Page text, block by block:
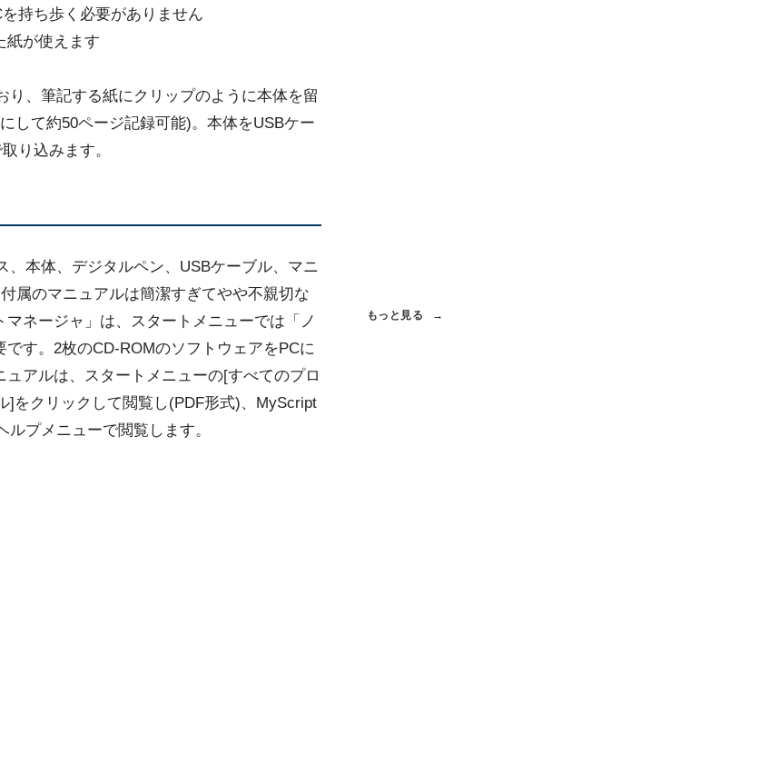
持ち歩く必要がありません
紙が使えます
、筆記する紙にクリップのように本体を留
して約50ページ記録可能)。本体をUSBケー
り込みます。
、本体、デジタルペン、USBケーブル、マニ
属のマニュアルは簡潔すぎてやや不親切な
ネージャ」は、スタートメニューでは「ノ
す。2枚のCD-ROMのソフトウェアをPCに
アルは、スタートメニューの[すべてのプロ
クリックして閲覧し(PDF形式)、MyScript
プメニューで閲覧します。
もっと見る